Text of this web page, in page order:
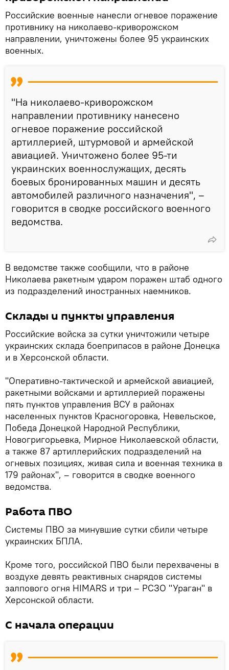
Российские военные нанесли огневое поражение
противнику на николаево-криворожском
направлении, уничтожены более 95 украинских
военных.
"На николаево-криворожском
направлении противнику нанесено
огневое поражение российской
артиллерией, штурмовой и армейской
авиацией. Уничтожено более 95-ти
украинских военнослужащих, десять
боевых бронированных машин и десять
автомобилей различного назначения", –
говорится в сводке российского военного
ведомства.
В ведомстве также сообщили, что в районе
Николаева ракетным ударом поражен штаб одного
из подразделений иностранных наемников.
Склады и пункты управления
Российские войска за сутки уничтожили четыре
украинских склада боеприпасов в районе Донецка
и в Херсонской области.
"Оперативно-тактической и армейской авиацией,
ракетными войсками и артиллерией поражены
пять пунктов управления ВСУ в районах
населенных пунктов Красногоровка, Невельское,
Победа Донецкой Народной Республики,
Новогригорьевка, Мирное Николаевской области,
а также 87 артиллерийских подразделений на
огневых позициях, живая сила и военная техника в
179 районах", – говорится в сводке военного
ведомства.
Работа ПВО
Системы ПВО за минувшие сутки сбили четыре
украинских БПЛА.
Кроме того, российской ПВО были перехвачены в
воздухе девять реактивных снарядов системы
залпового огня HIMARS и три – РСЗО "Ураган" в
Херсонской области.
С начала операции